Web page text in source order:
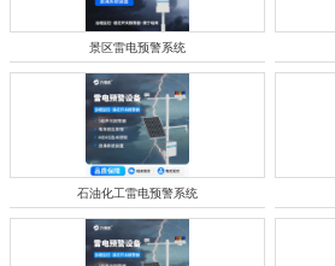
景区雷电预警系统
石油化工雷电预警系统